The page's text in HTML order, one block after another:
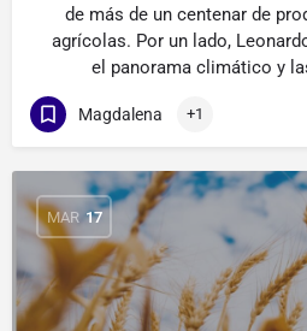
de más de un centenar de
agrícolas. Por un lado,
el panorama climático y
Magdalena +1
MAR 17